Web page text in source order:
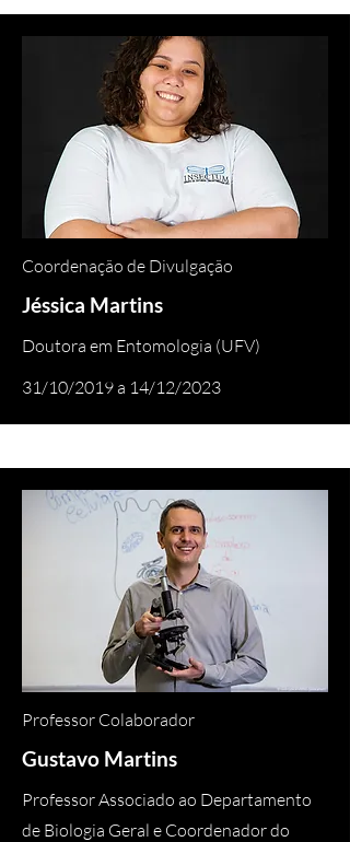
Coordenação de Divulgação
Jéssica Martins
Doutora em Entomologia (UFV)
31/10/2019 a 14/12/2023
Professor Colaborador
Gustavo Martins
Professor Associado ao Departamento
de Biologia Geral e Coordenador do